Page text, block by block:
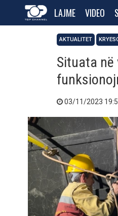
LAJME VIDEO
AKTUALITET
Situata
03/11/2023